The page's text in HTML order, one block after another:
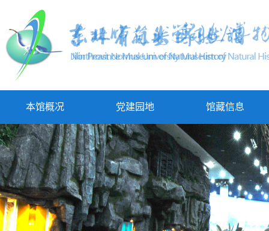
本馆概况 党建园地 馆藏信息